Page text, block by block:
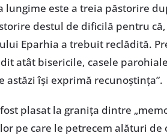
lungime este a treia păstorire
destul de dificilă pentru
Eparhia a trebuit reclădită.
atât bisericile, casele
astăzi își exprimă recunoștința”.
plasat la granița dintre
pe care le petrecem alături de